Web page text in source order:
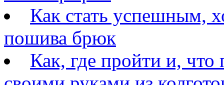
Как стать успешным,
пошива брюк
Как, где пройти и,